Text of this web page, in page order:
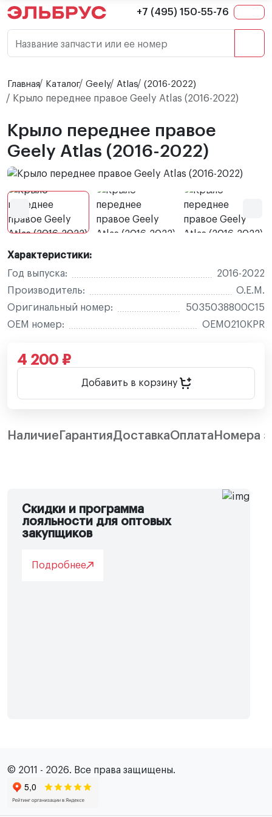
+7 (495) 150-55-76
Название запчасти или ее номер
Главная Каталог Geely Atlas (2016-2022)
Крыло переднее правое Geely Atlas (2016-2022)
Крыло переднее правое
Geely Atlas (2016-2022)
Характеристики:
Год выпуска:
2016-2022
Производитель:
O.E.M.
Оригинальный номер:
5035038800C15
OEM номер:
OEM0210KPR
4 200 ₽
Добавить в корзину
Наличие ГарантияДоставкаОплата Номера
Скидки и программа
лояльности для оптовых
закупщиков
Подробнее
© 2011 - 2026. Все права защищены.